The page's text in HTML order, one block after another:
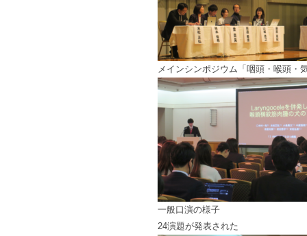
メインシンポジウム「咽頭・喉頭・
一般口演の様子
24演題が発表された